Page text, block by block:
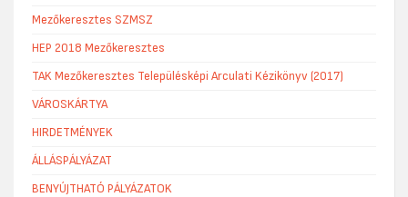
Mezőkeresztes SZMSZ
HEP 2018 Mezőkeresztes
TAK Mezőkeresztes Településképi Arculati Kézikönyv (2017)
VÁROSKÁRTYA
HIRDETMÉNYEK
ÁLLÁSPÁLYÁZAT
BENYÚJTHATÓ PÁLYÁZATOK